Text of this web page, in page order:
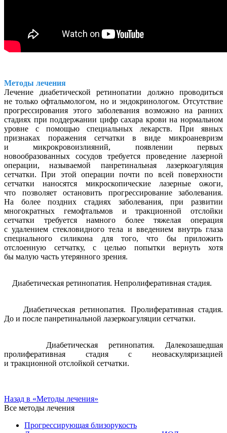
Методы лечения
Лечение диабетической ретинопатии должно проводиться
не только офтальмологом, но и эндокринологом. Отсутствие
прогрессирования этого заболевания возможно на ранних
стадиях при поддержании цифр сахара крови на нормальном
уровне с помощью специальных лекарств. При явных
признаках поражения сетчатки в виде микроаневризм
и микрокровоизлияний, появлении первых
новообразованных сосудов требуется проведение лазерной
операции, называемой панретинальная лазеркоагуляция
сетчатки. При этой операции почти по всей поверхности
сетчатки наносятся микроскопические лазерные ожоги,
что позволяет остановить прогрессирование заболевания.
На более поздних стадиях заболевания, при развитии
многократных гемофтальмов и тракционной отслойки
сетчатки требуется намного более тяжелая операция
с удалением стекловидного тела и введением внутрь глаза
специального силикона для того, что бы приложить
отслоенную сетчатку, с целью попытки вернуть хотя
бы малую часть утерянного зрения.
Диабетическая ретинопатия. Непролиферативная стадия.
Диабетическая ретинопатия. Пролиферативная стадия.
До и после панретинальной лазеркоагуляции сетчатки.
Диабетическая ретинопатия. Далекозашедшая
пролиферативная стадия с неоваскуляризацией
и тракционной отслойкой сетчатки.
Назад в «Методы лечения»
Все методы лечения
Прогрессирующая близорукость